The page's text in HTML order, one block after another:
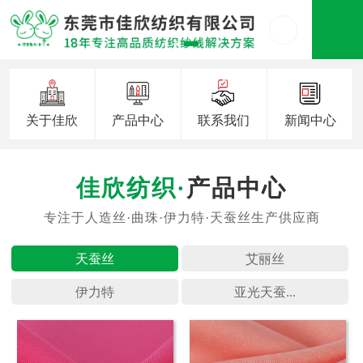
关于佳欣 产品中心 联系我们 新闻中心
产品中心
天蚕丝 艾丽丝
伊力特 亚光天蚕...